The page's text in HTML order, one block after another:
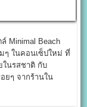
Minimal Beach
ๆ ในคอนเซ็ปใหม่ ที่
ในรสชาติ กับ
ยๆ จากร้านใน